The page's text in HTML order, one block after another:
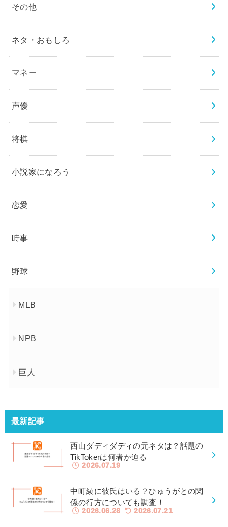
その他
ネタ・おもしろ
マネー
声優
将棋
小説家になろう
恋愛
時事
野球
MLB
NPB
巨人
最新記事
西山ダディダディの元ネタは？話題の
TikTokerは何者か迫る
2026.07.19
中町綾に彼氏はいる？ひゅうがとの関
係の行方についても調査！
2026.06.28 2026.07.21